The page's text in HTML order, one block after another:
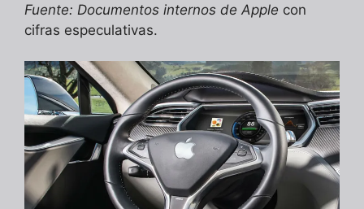
Fuente: Documentos internos de Apple con
cifras especulativas.